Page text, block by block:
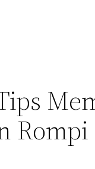
Rompi